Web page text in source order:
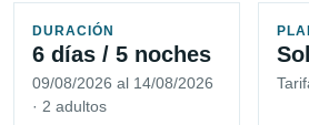
DURACIÓN
6 días / 5 noches
09/08/2026 al 14/08/2026
· 2 adultos